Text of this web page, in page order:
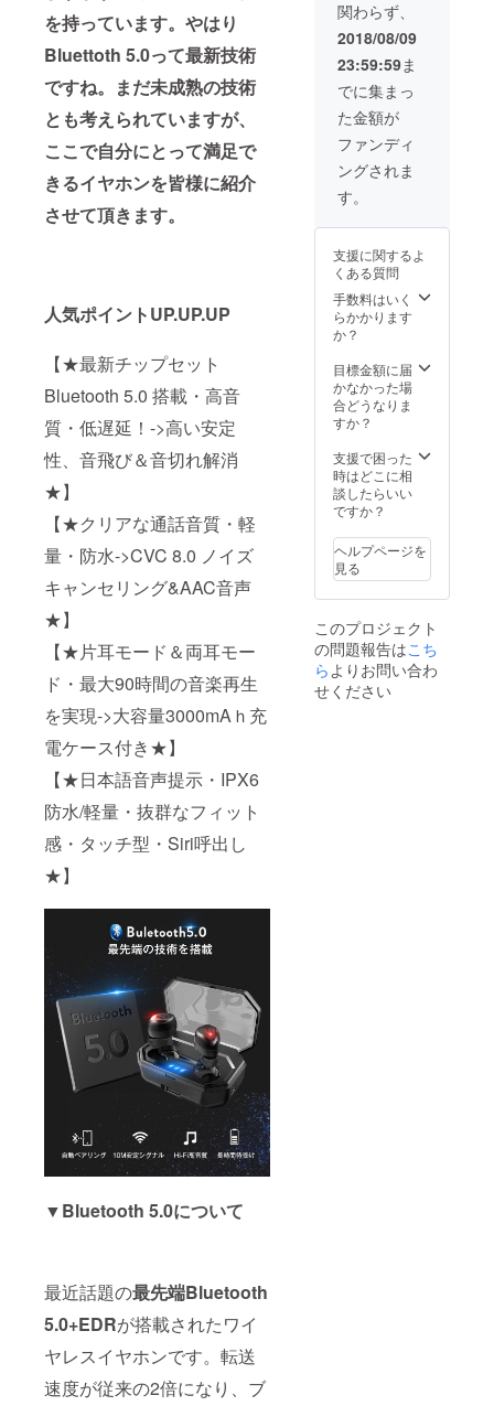
を持っています。やはり
Bluettoth 5.0って最新技術
ですね。まだ未成熟の技術
とも考えられていますが、
ここで自分にとって満足で
きるイヤホンを皆様に紹介
させて頂きます。
人気ポイントUP.UP.UP
【★最新チップセット
Bluetooth 5.0 搭載・高音
質・低遅延！->高い安定
性、音飛び＆音切れ解消
★】
【★クリアな通話音質・軽
量・防水->CVC 8.0 ノイズ
キャンセリング&AAC音声
★】
【★片耳モード＆両耳モー
ド・最大90時間の音楽再生
を実現->大容量3000mAｈ充
電ケース付き★】
【★日本語音声提示・IPX6
防水/軽量・抜群なフィット
感・タッチ型・Siri呼出し
★】
▼Bluetooth 5.0について
最近話題の最先端Bluetooth
5.0+EDRが搭載されたワイ
ヤレスイヤホンです。転送
速度が従来の2倍になり、ブ
イヤー
ピース
（S/M/L
）※M初
期装着
●収納
ポーチ
●USB充
電ケー
ブル ●
明書 仕
Bluetoo
thバー
ジョ
ン：V
5.0 言
本語対
応 放送/
通話時
間：約2
イヤホ
ン本体
充電時
間：約1
電ボッ
クス充
電時
間：約3
電ボッ
クス
バッテ
リー容
量：
関わらず、
2018/08/09
23:59:59ま
でに集まっ
た金額が
ファンディ
ングされま
す。
支援に関するよ
くある質問
手数料はいく
らかかります
か？
目標金額に届
かなかった場
合どうなりま
すか？
支援で困った
時はどこに相
談したらいい
ですか？
ヘルプページを
見る
このプロジェクト
の問題報告はこち
ら よりお問い合わ
せください